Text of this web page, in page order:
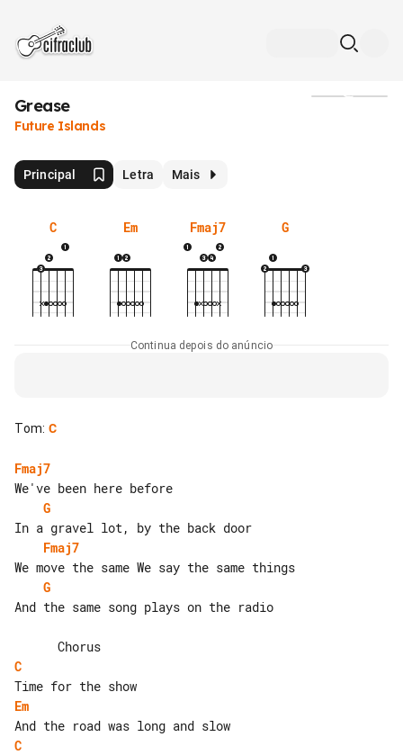
Grease
Future Islands
Principal Letra Mais
C Em Fmaj7 G
Continua depois do anúncio
Tom: C
Fmaj7
G
Fmaj7
G
And the same song plays on the radio
C
Em
C